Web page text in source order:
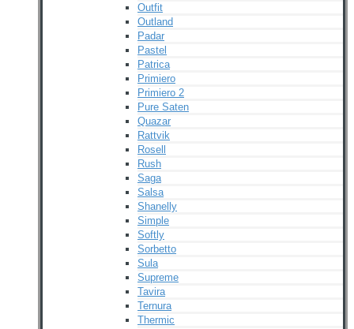
Outfit
Outland
Padar
Pastel
Patrica
Primiero
Primiero 2
Pure Saten
Quazar
Rattvik
Rosell
Rush
Saga
Salsa
Shanelly
Simple
Softly
Sorbetto
Sula
Supreme
Tavira
Ternura
Thermic